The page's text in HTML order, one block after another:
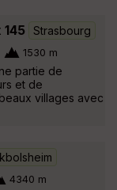
Strasbourg
1530 m
partie de
et de
villages avec
4340 m